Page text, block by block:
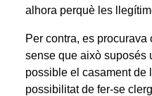
alhora perquè les
Per contra, es
sense que això suposés
possible el casament de
possibilitat de fer-se